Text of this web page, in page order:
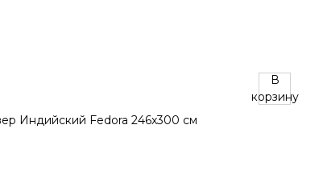
В
корзину